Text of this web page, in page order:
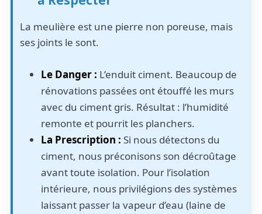
La meulière est une pierre non poreuse, mais
ses joints le sont.
Le Danger : L’enduit ciment. Beaucoup de
rénovations passées ont étouffé les murs
avec du ciment gris. Résultat : l’humidité
remonte et pourrit les planchers.
La Prescription : Si nous détectons du
ciment, nous préconisons son décroûtage
avant toute isolation. Pour l’isolation
intérieure, nous privilégions des systèmes
laissant passer la vapeur d’eau (laine de